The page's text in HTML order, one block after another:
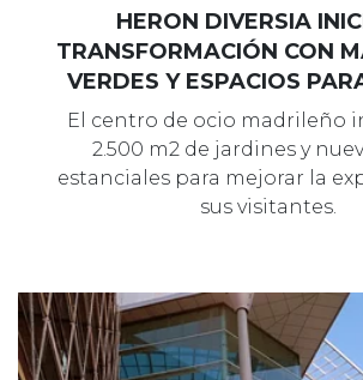
HERON DIVERSIA
TRANSFORMACIÓN CON
VERDES Y ESPACIOS
El centro de ocio madrileño
2.500 m2 de jardines y
estanciales para mejorar la
sus visitantes.